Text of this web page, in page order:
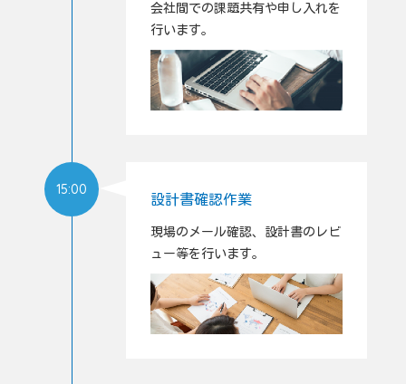
会社間での課題共有や申し入れを
行います。
15:00
設計書確認作業
現場のメール確認、設計書のレビ
ュー等を行います。